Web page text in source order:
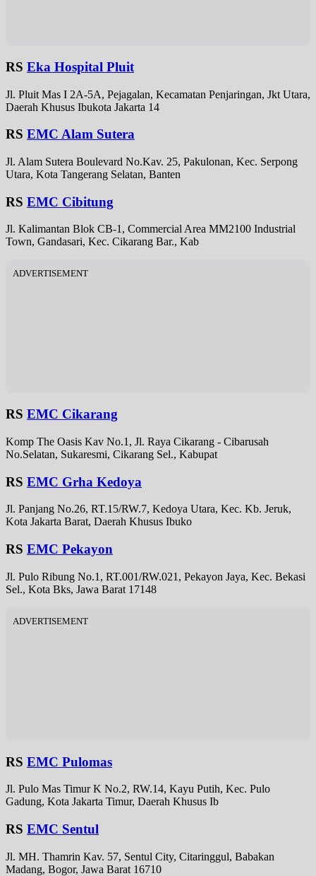
RS Eka Hospital Pluit
Jl. Pluit Mas I 2A-5A, Pejagalan, Kecamatan Penjaringan, Jkt Utara,
Daerah Khusus Ibukota Jakarta 14
RS EMC Alam Sutera
Jl. Alam Sutera Boulevard No.Kav. 25, Pakulonan, Kec. Serpong
Utara, Kota Tangerang Selatan, Banten
RS EMC Cibitung
Jl. Kalimantan Blok CB-1, Commercial Area MM2100 Industrial
Town, Gandasari, Kec. Cikarang Bar., Kab
ADVERTISEMENT
RS EMC Cikarang
Komp The Oasis Kav No.1, Jl. Raya Cikarang - Cibarusah
No.Selatan, Sukaresmi, Cikarang Sel., Kabupat
RS EMC Grha Kedoya
Jl. Panjang No.26, RT.15/RW.7, Kedoya Utara, Kec. Kb. Jeruk,
Kota Jakarta Barat, Daerah Khusus Ibuko
RS EMC Pekayon
Jl. Pulo Ribung No.1, RT.001/RW.021, Pekayon Jaya, Kec. Bekasi
Sel., Kota Bks, Jawa Barat 17148
ADVERTISEMENT
RS EMC Pulomas
Jl. Pulo Mas Timur K No.2, RW.14, Kayu Putih, Kec. Pulo
Gadung, Kota Jakarta Timur, Daerah Khusus Ib
RS EMC Sentul
Jl. MH. Thamrin Kav. 57, Sentul City, Citaringgul, Babakan
Madang, Bogor, Jawa Barat 16710